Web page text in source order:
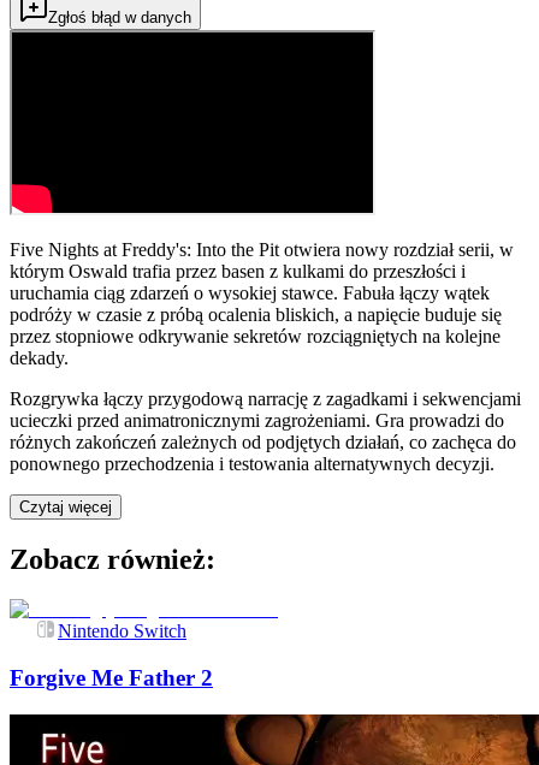
Zgłoś błąd w danych
Five Nights at Freddy's: Into the Pit otwiera nowy rozdział serii, w
którym Oswald trafia przez basen z kulkami do przeszłości i
uruchamia ciąg zdarzeń o wysokiej stawce. Fabuła łączy wątek
podróży w czasie z próbą ocalenia bliskich, a napięcie buduje się
przez stopniowe odkrywanie sekretów rozciągniętych na kolejne
dekady.
Rozgrywka łączy przygodową narrację z zagadkami i sekwencjami
ucieczki przed animatronicznymi zagrożeniami. Gra prowadzi do
różnych zakończeń zależnych od podjętych działań, co zachęca do
ponownego przechodzenia i testowania alternatywnych decyzji.
Czytaj więcej
Zobacz również:
Nintendo Switch
Forgive Me Father 2